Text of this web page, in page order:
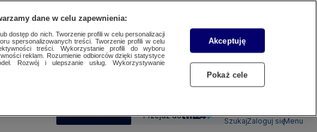
SUBSKRYBUJ Przejdź do
SzukajZaloguj sięMenu
dane w celu zapewnienia:
dostęp do nich. Tworzenie profili w celu personalizacji
spersonalizowanych treści. Tworzenie profili w celu
treści. Wykorzystanie profili do wyboru
reklam. Rozumienie odbiorców dzięki statystyce
Rozwój i ulepszanie usług. Wykorzystywanie
Akceptuję
Pokaż cele